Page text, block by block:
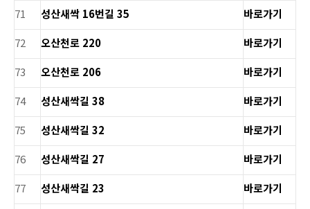
71
성산새싹 16번길 35
바로가기
72
오산천로 220
바로가기
73
오산천로 206
바로가기
74
성산새싹길 38
바로가기
75
성산새싹길 32
바로가기
76
성산새싹길 27
바로가기
77
성산새싹길 23
바로가기